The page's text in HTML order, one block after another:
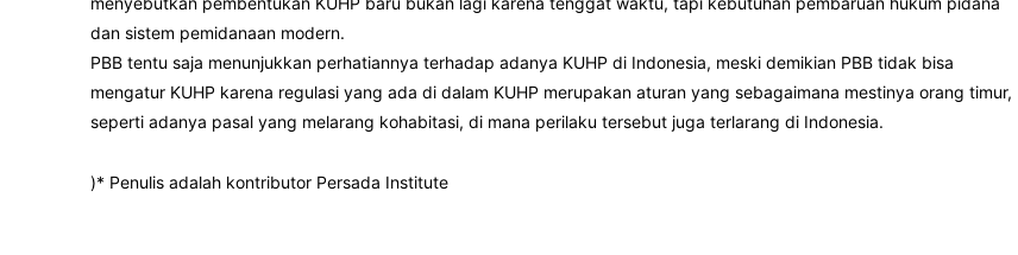
dan sistem pemidanaan modern.
PBB tentu saja menunjukkan perhatiannya terhadap adanya KUHP di Indonesia, meski demikian PBB tidak bisa
mengatur KUHP karena regulasi yang ada di dalam KUHP merupakan aturan yang sebagaimana mestinya orang timur,
seperti adanya pasal yang melarang kohabitasi, di mana perilaku tersebut juga terlarang di Indonesia.
)* Penulis adalah kontributor Persada Institute